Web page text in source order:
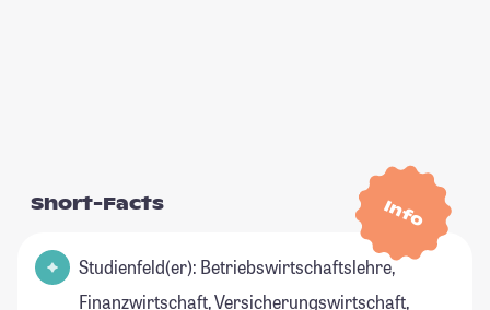
Info
Short-Facts
Studienfeld(er): Betriebswirtschaftslehre,
Finanzwirtschaft, Versicherungswirtschaft,